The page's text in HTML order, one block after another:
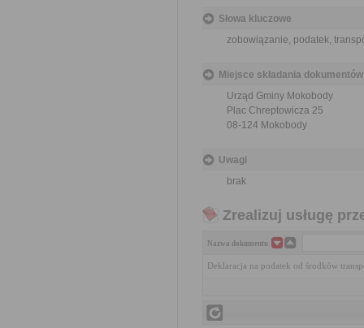
Słowa kluczowe
zobowiązanie, podatek,
Miejsce składania dokumentów
Urząd Gminy Mokobody
Plac Chreptowicza 25
08-124 Mokobody
Uwagi
brak
Zrealizuj usługę
Nazwa dokumentu
Deklaracja na podatek od środków